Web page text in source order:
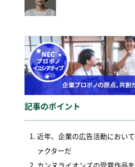
記事のポイント
近年、企業の広告活動におい
ァクターだ
カンヌライオンズの受賞作品